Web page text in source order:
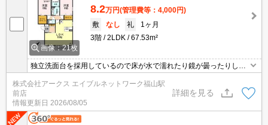
画像：21枚
8.2万円(管理費等：4,000円)
敷
なし 礼
1ヶ月
3階
2LDK 67.53m²
独立洗面台を採用しているので床が水で濡れたり鏡が曇ったりしに
くく、清潔な状態を保ちやすくなっております。収納はシューズボ
ックス・クロゼットなどが備え付けられているので、衣類や日用品
の収納に重宝します。セキュリティ面は、オートロック・TVインタ
ーホンなどを備え付けているので安心して暮らせます。
株式会社アークス エイブルネットワーク福山駅
前店
情報更新日 2026/08/05
詳細を見る